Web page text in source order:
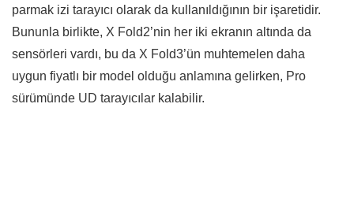
parmak izi tarayıcı olarak da kullanıldığının bir işaretidir.
Bununla birlikte, X Fold2’nin her iki ekranın altında da
sensörleri vardı, bu da X Fold3’ün muhtemelen daha
uygun fiyatlı bir model olduğu anlamına gelirken, Pro
sürümünde UD tarayıcılar kalabilir.